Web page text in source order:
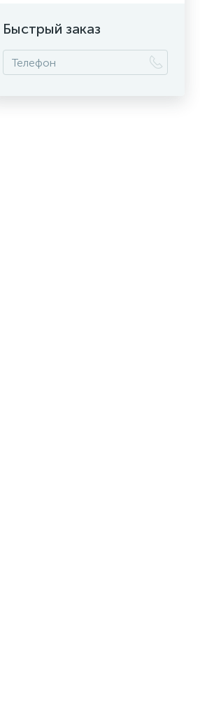
Быстрый заказ